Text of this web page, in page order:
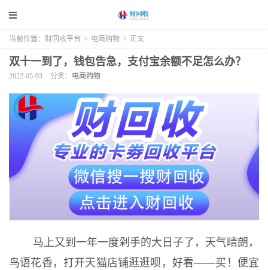
当前位置： 财回收平台 > 电商购物 > 正文
双十一到了，钱包告急，支付宝余额不足怎么办？
2022-05-03 分类： 电商购物
马上又到一年一度剁手的大日子了，天气晴朗，
鸟语花香，打开天猫店铺逛逛呗，好看——买！便宜